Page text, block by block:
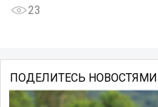
23
ПОДЕЛИТЕСЬ